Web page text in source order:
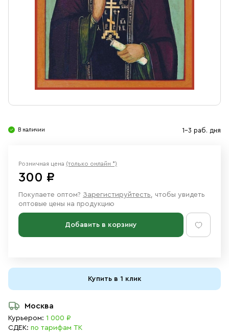
Ювелирные изделия
В наличии 1-3 раб. дня
Розничная цена (только онлайн *)
300 ₽
Покупаете оптом? Зарегистируйтесть, чтобы увидеть
оптовые цены на продукцию
Добавить в корзину
Купить в 1 клик
Москва
Курьером: 1 000 ₽
СДЕК: по тарифам ТК